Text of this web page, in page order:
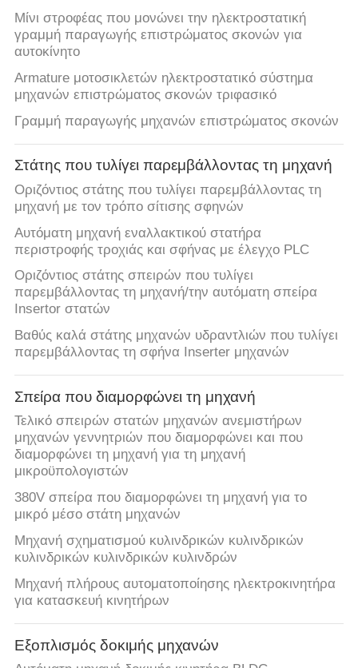
Μίνι στροφέας που μονώνει την ηλεκτροστατική
γραμμή παραγωγής επιστρώματος σκονών για
αυτοκίνητο
Armature μοτοσικλετών ηλεκτροστατικό σύστημα
μηχανών επιστρώματος σκονών τριφασικό
Γραμμή παραγωγής μηχανών επιστρώματος σκονών
Στάτης που τυλίγει παρεμβάλλοντας τη μηχανή
Οριζόντιος στάτης που τυλίγει παρεμβάλλοντας τη
μηχανή με τον τρόπο σίτισης σφηνών
Αυτόματη μηχανή εναλλακτικού στατήρα
περιστροφής τροχιάς και σφήνας με έλεγχο PLC
Οριζόντιος στάτης σπειρών που τυλίγει
παρεμβάλλοντας τη μηχανή/την αυτόματη σπείρα
Insertor στατών
Βαθύς καλά στάτης μηχανών υδραντλιών που τυλίγει
παρεμβάλλοντας τη σφήνα Inserter μηχανών
Σπείρα που διαμορφώνει τη μηχανή
Τελικό σπειρών στατών μηχανών ανεμιστήρων
μηχανών γεννητριών που διαμορφώνει και που
διαμορφώνει τη μηχανή για τη μηχανή
μικροϋπολογιστών
380V σπείρα που διαμορφώνει τη μηχανή για το
μικρό μέσο στάτη μηχανών
Μηχανή σχηματισμού κυλινδρικών κυλινδρικών
κυλινδρικών κυλινδρικών κυλινδρών
Μηχανή πλήρους αυτοματοποίησης ηλεκτροκινητήρα
για κατασκευή κινητήρων
Εξοπλισμός δοκιμής μηχανών